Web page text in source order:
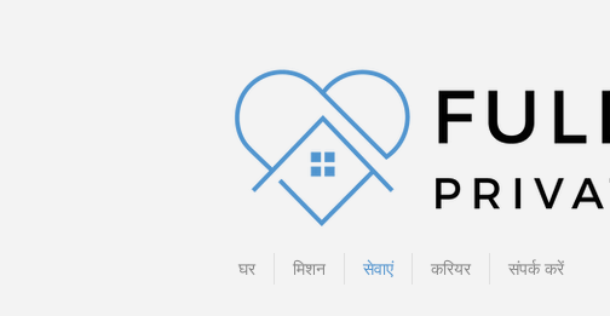
घर मिशन सेवाएं करियर संपर्क करें